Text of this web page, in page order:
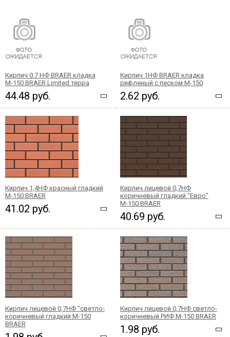
Кирпич 0.7 НФ BRAER кладка
М-150 BRAER Limited терра
44.48 руб.
Кирпич 1НФ BRAER кладка
рифленый с песком М-150
2.62 руб.
Кирпич 1,4НФ красный гладкий
М-150 BRAER
41.02 руб.
Кирпич лицевой 0,7НФ
коричневый гладкий "Евро"
М-150 BRAER
40.69 руб.
Кирпич лицевой 0,7НФ "светло-
коричневый гладкий М-150
BRAER
Кирпич лицевой 0,7НФ светло-
коричневый РИФ М-150 BRAER
1.98 руб.